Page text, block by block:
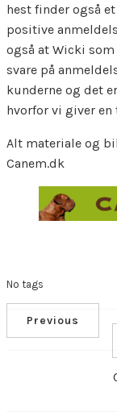
hest finder også
positive
også at Wicki
svare på
kunderne og det
hvorfor vi giver
Alt materiale og
Canem.dk
No tags
Previous